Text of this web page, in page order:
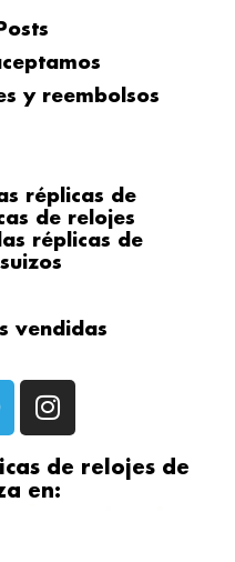
y reembolsos
réplicas de
de relojes
réplicas de
vendidas
I
n
s
t
a
de relojes de
en: